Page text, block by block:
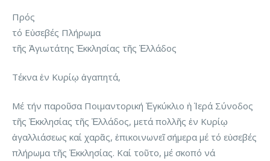
Πρός
τό Εὐσεβές Πλήρωμα
τῆς Ἁγιωτάτης Ἐκκλησίας τῆς Ἑλλάδος
Τέκνα ἐν Κυρίῳ ἀγαπητά,
Μέ τήν παροῦσα Ποιμαντορική Ἐγκύκλιο ἡ Ἱερά Σύνοδος
τῆς Ἐκκλησίας τῆς Ἑλλάδος, μετά πολλῆς ἐν Κυρίῳ
ἀγαλλιάσεως καί χαρᾶς, ἐπικοινωνεῖ σήμερα μέ τό εὐσεβές
πλήρωμα τῆς Ἐκκλησίας. Καί τοῦτο, μέ σκοπό νά